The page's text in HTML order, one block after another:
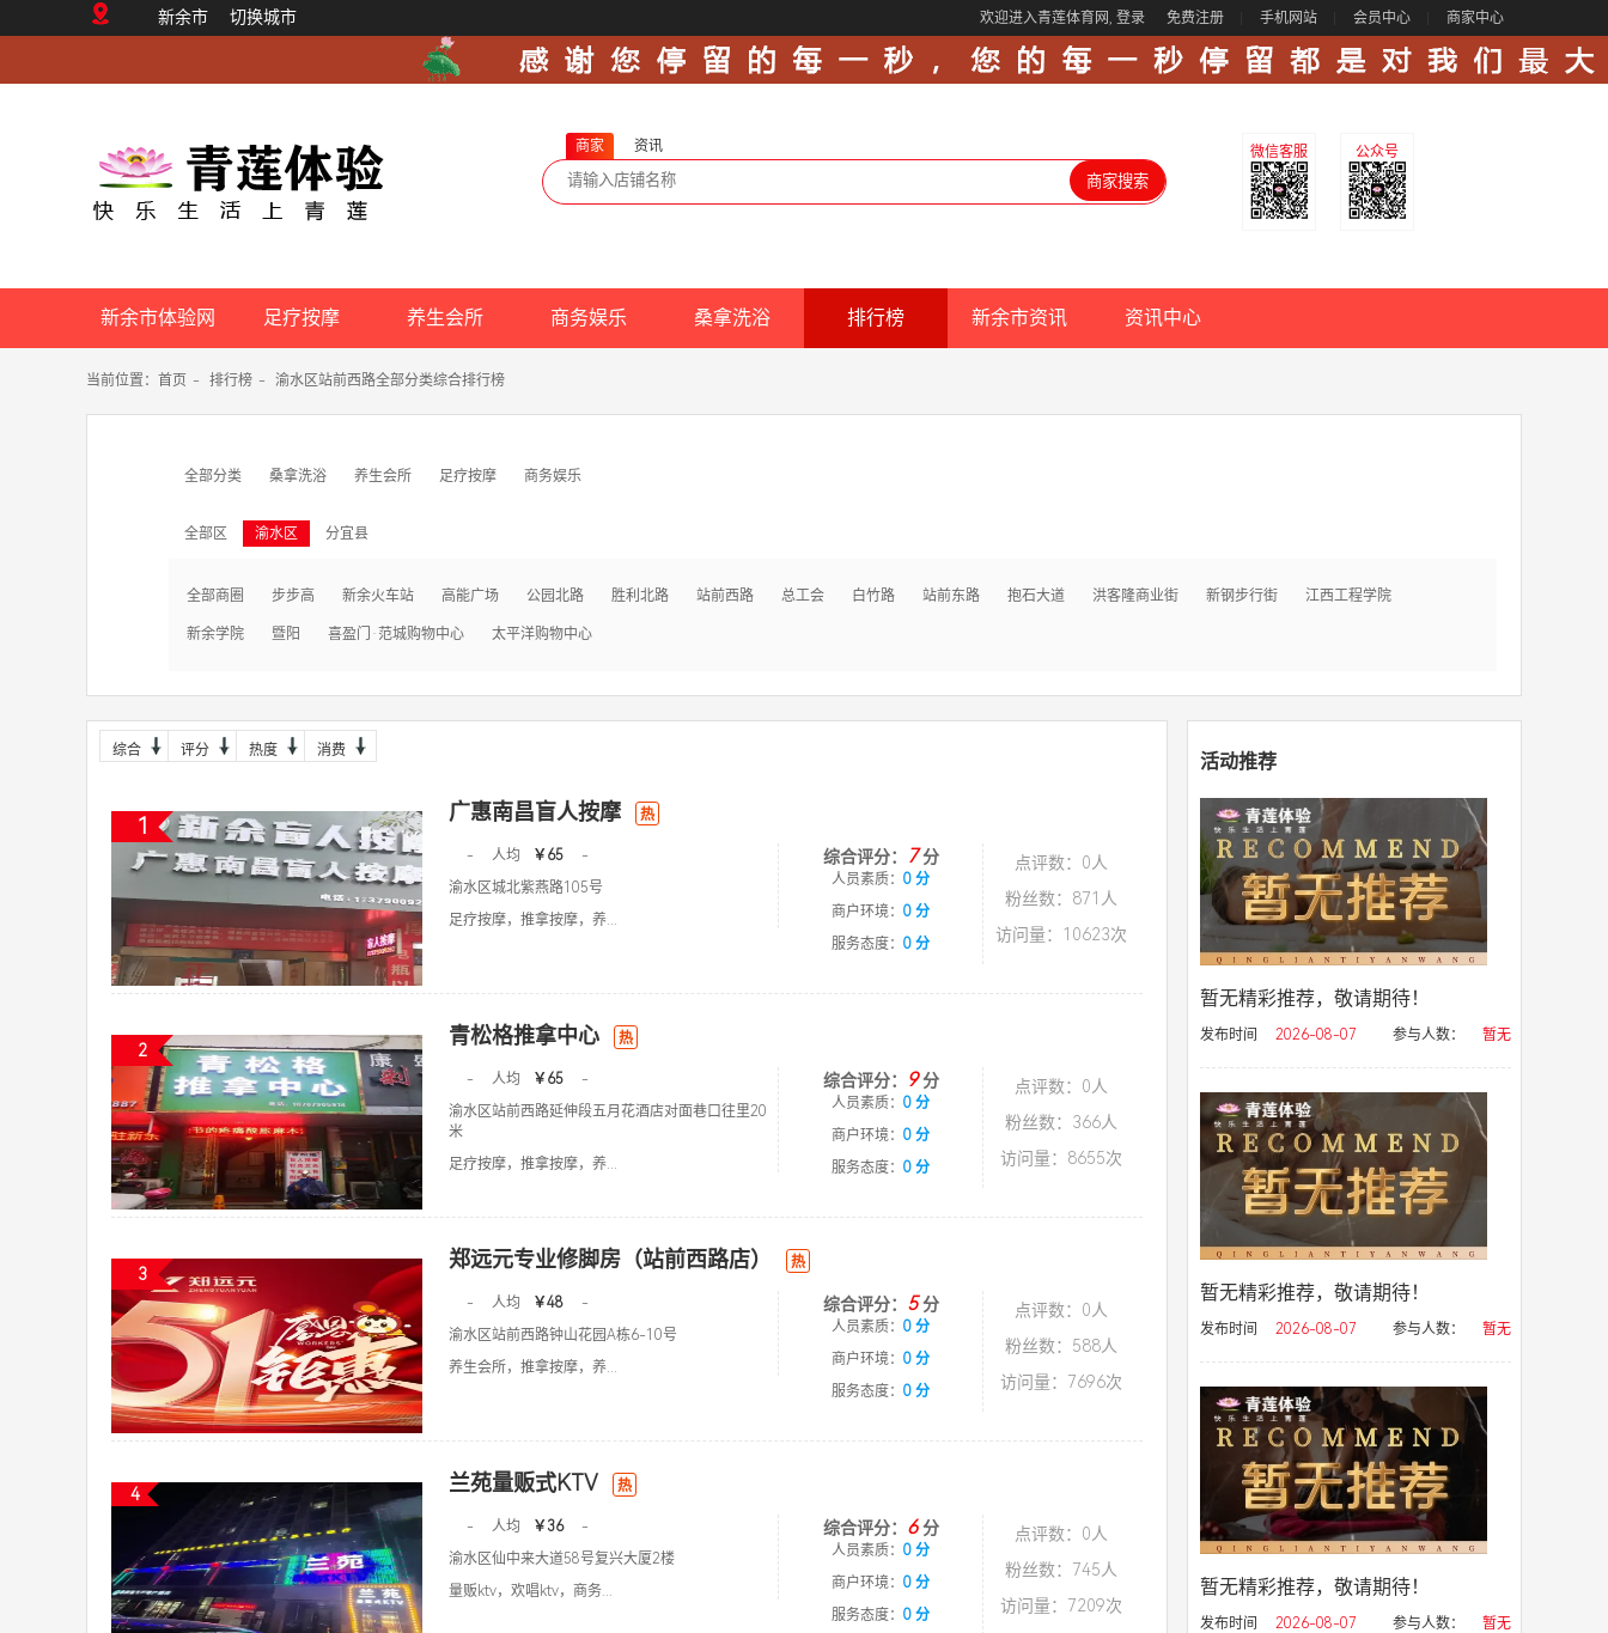
新余市 切换城市 欢迎进入青莲体育网, 登录 免费注册 手机网站 会员中心 商家中心
商家 资讯 公众号
微信客服
新余市体验网 足疗按摩 养生会所 商务娱乐 桑拿洗浴 排行榜 新余市资讯 资讯中心
当前位置： 首页 - 排行榜 - 渝水区站前西路全部分类综合排行榜
全部分类 桑拿洗浴 养生会所 足疗按摩 商务娱乐
全部区 渝水区 分宜县
全部商圈 步步高 新余火车站 高能广场 公园北路 胜利北路 站前西路 总工会 白竹路 站前东路 抱石大道 洪客隆商业街 新钢步行街 江西工程学院
新余学院 暨阳 喜盈门·范城购物中心 太平洋购物中心
综合 评分 热度 消费
1
广惠南昌盲人按摩 热
- 人均 ￥65
-
渝水区城北紫燕路105号
足疗按摩，推拿按摩，养...
综合评分： 7分
人员素质： 0 分
商户环境： 0 分
服务态度： 0 分
点评数：0人
粉丝数：871人
访问量：10623次
2
青松格推拿中心 热
- 人均 ￥65
-
渝水区站前西路延伸段五月花酒店对面巷口往里20
米
足疗按摩，推拿按摩，养...
综合评分： 9分
人员素质： 0 分
商户环境： 0 分
服务态度： 0 分
点评数：0人
粉丝数：366人
访问量：8655次
3
郑远元专业修脚房（站前西路店） 热
- 人均 ￥48
-
渝水区站前西路钟山花园A栋6-10号
养生会所，推拿按摩，养...
综合评分： 5分
人员素质： 0 分
商户环境： 0 分
服务态度： 0 分
点评数：0人
粉丝数：588人
访问量：7696次
4 兰苑量贩式KTV 热
- 人均 ￥36
-
渝水区仙中来大道58号复兴大厦2楼
量贩ktv，欢唱ktv，商务...
综合评分： 6分
人员素质： 0 分
商户环境： 0 分
服务态度： 0 分
点评数：0人
粉丝数：745人
访问量：7209次
活动推荐
暂无精彩推荐，敬请期待！
发布时间 2026-08-07 参与人数： 暂无
暂无精彩推荐，敬请期待！
发布时间 2026-08-07 参与人数： 暂无
暂无精彩推荐，敬请期待！
发布时间 2026-08-07 参与人数： 暂无